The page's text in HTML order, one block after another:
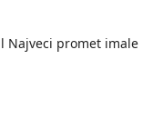
Najveci promet imale